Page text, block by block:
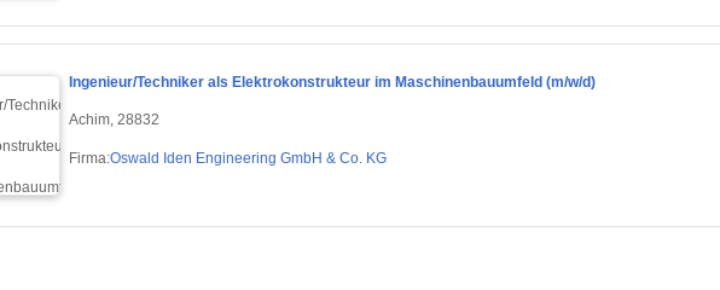
Ingenieur/Techniker als Elektrokonstrukteur im Maschinenbauumfeld (m/w/d)
Achim, 28832
Firma:Oswald Iden Engineering GmbH & Co. KG